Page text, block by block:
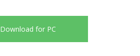
Download for PC